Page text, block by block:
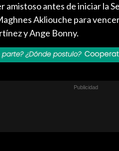
amistoso antes de iniciar la
Akliouche para
y Ange Bonny.